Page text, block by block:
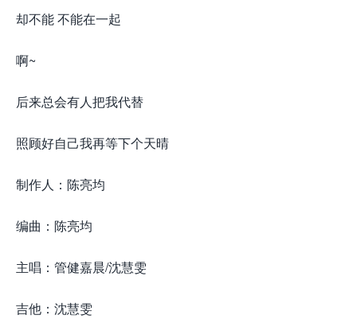
却不能 不能在一起
啊~
后来总会有人把我代替
照顾好自己我再等下个天晴
制作人：陈亮均
编曲：陈亮均
主唱：管健嘉晨/沈慧雯
吉他：沈慧雯